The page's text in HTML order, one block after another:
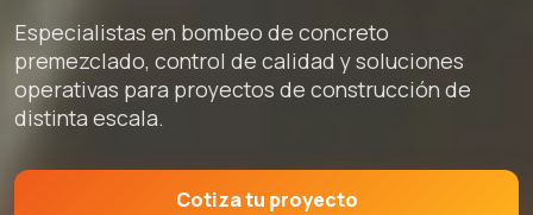
Especialistas en bombeo de concreto
premezclado, control de calidad y soluciones
operativas para proyectos de construcción de
distinta escala.
Cotiza tu proyecto